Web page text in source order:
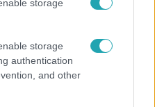
storage
storage
authentication
and other